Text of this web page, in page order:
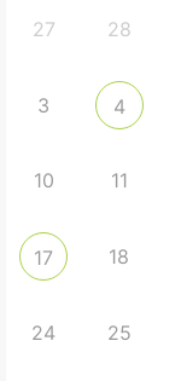
27 28
3 4
10 11
17 18
24 25